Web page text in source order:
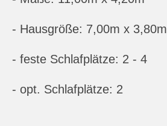
- Hausgröße: 7,00m x 3,80m
- feste Schlafplätze: 2 - 4
- opt. Schlafplätze: 2